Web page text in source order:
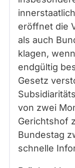
eröffnet die
als auch
klagen,
endgültig
Gesetz
von zwei
Gerichtshof
Bundestag
schnelle